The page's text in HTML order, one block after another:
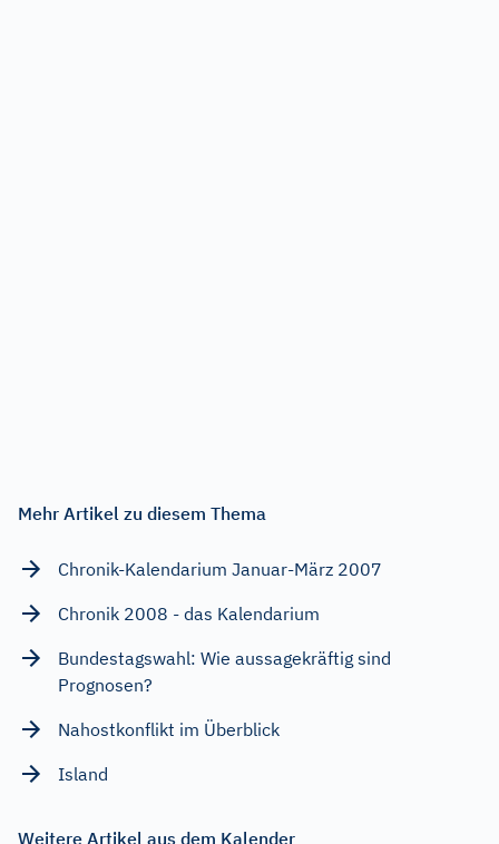
Mehr Artikel zu diesem Thema
Chronik-Kalendarium Januar-März 2007
Chronik 2008 - das Kalendarium
Bundestagswahl: Wie aussagekräftig sind
Prognosen?
Nahostkonflikt im Überblick
Island
Weitere Artikel aus dem Kalender